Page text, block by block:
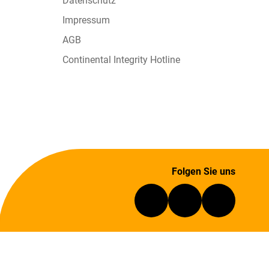
Impressum
AGB
Continental Integrity Hotline
Folgen Sie uns